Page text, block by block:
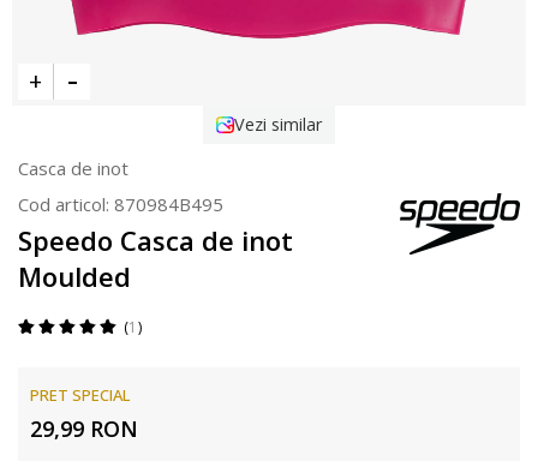
Vezi similar
Casca de inot
Cod articol: 870984B495
Speedo Casca de inot
Moulded
1
PRET SPECIAL
29,99 RON